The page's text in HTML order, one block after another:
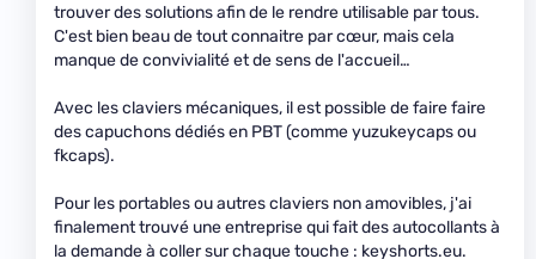
trouver des solutions afin de le rendre utilisable par tous.
C'est bien beau de tout connaitre par cœur, mais cela
manque de convivialité et de sens de l'accueil…
Avec les claviers mécaniques, il est possible de faire faire
des capuchons dédiés en PBT (comme yuzukeycaps ou
fkcaps).
Pour les portables ou autres claviers non amovibles, j'ai
finalement trouvé une entreprise qui fait des autocollants à
la demande à coller sur chaque touche : keyshorts.eu.